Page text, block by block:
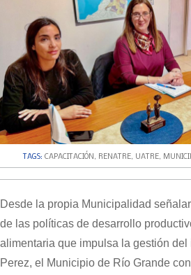
TAGS: CAPACITACIÓN , RENATRE, UATRE,
Desde la propia Municipalidad
de las políticas de desarrollo
alimentaria que impulsa la gestión del
Perez, el Municipio de Río Grande